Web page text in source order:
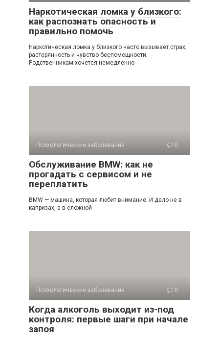
Наркотическая ломка у близкого:
как распознать опасность и
правильно помочь
Наркотическая ломка у близкого часто вызывает страх,
растерянность и чувство беспомощности.
Родственникам хочется немедленно
Психологические заболевания 0
Обслуживание BMW: как не
прогадать с сервисом и не
переплатить
BMW — машина, которая любит внимание. И дело не в
капризах, а в сложной
Психологические заболевания 0
Когда алкоголь выходит из-под
контроля: первые шаги при начале
запоя